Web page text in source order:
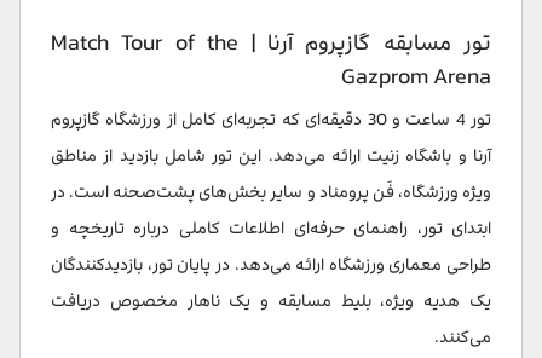
تور مسابقه گازپروم آرنا | Match Tour of the
Gazprom Arena
تور 4 ساعت و 30 دقیقه‌ای که تجربه‌ای کامل از ورزشگاه گازپروم
آرنا و باشگاه زنیت ارائه می‌دهد. این تور شامل بازدید از مناطق
ویژه ورزشگاه، فَن پرومناد و سایر بخش‌های پشت‌صحنه است. در
ابتدای تور، راهنمای حرفه‌ای اطلاعات کاملی درباره تاریخچه و
طراحی معماری ورزشگاه ارائه می‌دهد. در پایان تور، بازدیدکنندگان
یک هدیه ویژه، بلیط مسابقه و یک ناهار مخصوص دریافت
می‌کنند.